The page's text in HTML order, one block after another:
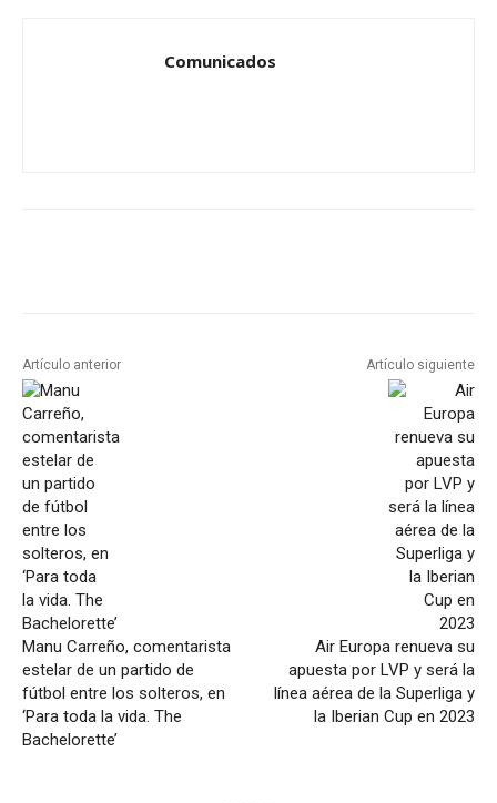
Comunicados
Artículo anterior
Manu Carreño, comentarista
estelar de un partido de
fútbol entre los solteros, en
‘Para toda la vida. The
Bachelorette’
Artículo siguiente
Air Europa renueva su
apuesta por LVP y será la
línea aérea de la Superliga y
la Iberian Cup en 2023